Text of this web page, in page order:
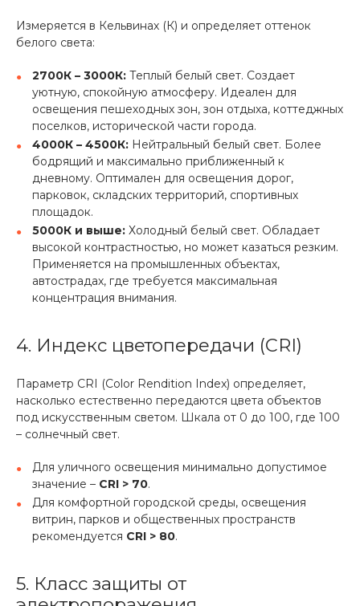
Измеряется в Кельвинах (К) и определяет оттенок
белого света:
2700К – 3000К: Теплый белый свет. Создает
уютную, спокойную атмосферу. Идеален для
освещения пешеходных зон, зон отдыха, коттеджных
поселков, исторической части города.
4000К – 4500К: Нейтральный белый свет. Более
бодрящий и максимально приближенный к
дневному. Оптимален для освещения дорог,
парковок, складских территорий, спортивных
площадок.
5000К и выше: Холодный белый свет. Обладает
высокой контрастностью, но может казаться резким.
Применяется на промышленных объектах,
автострадах, где требуется максимальная
концентрация внимания.
4. Индекс цветопередачи (CRI)
Параметр CRI (Color Rendition Index) определяет,
насколько естественно передаются цвета объектов
под искусственным светом. Шкала от 0 до 100, где 100
– солнечный свет.
Для уличного освещения минимально допустимое
значение – CRI > 70.
Для комфортной городской среды, освещения
витрин, парков и общественных пространств
рекомендуется CRI > 80.
5. Класс защиты от